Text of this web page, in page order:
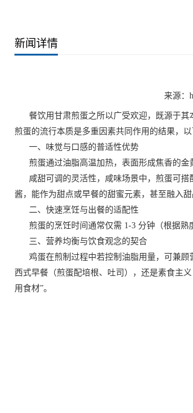
新闻详情
来源：
餐饮用甘肃煎蛋之所以广受欢迎，既源于其
煎蛋的流行本质是多重因素共同作用的结果，以
一、味觉与口感的普适性优势
煎蛋通过油脂高温加热，表面形成焦香的金
咸甜可调的灵活性，咸味场景中，煎蛋可搭
酱，能作为甜点或早餐的甜蜜元素，甚至融入甜
二、快速烹饪与出餐的适配性
煎蛋的烹饪时间通常仅需 1-3 分钟（根据熟
三、营养均衡与饮食观念的契合
鸡蛋在煎制过程中若控制油脂用量，可兼顾
西式早餐（煎蛋配培根、吐司），还是素食主
用食材”。